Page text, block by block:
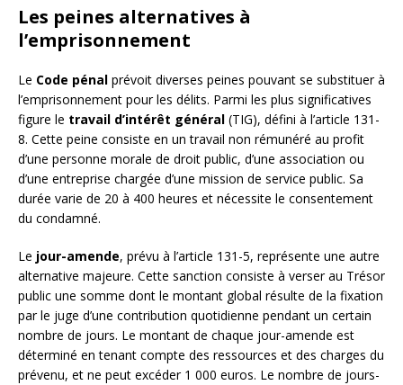
Les peines alternatives à
l’emprisonnement
Le Code pénal prévoit diverses peines pouvant se substituer à
l’emprisonnement pour les délits. Parmi les plus significatives
figure le travail d’intérêt général (TIG), défini à l’article 131-
8. Cette peine consiste en un travail non rémunéré au profit
d’une personne morale de droit public, d’une association ou
d’une entreprise chargée d’une mission de service public. Sa
durée varie de 20 à 400 heures et nécessite le consentement
du condamné.
Le jour-amende, prévu à l’article 131-5, représente une autre
alternative majeure. Cette sanction consiste à verser au Trésor
public une somme dont le montant global résulte de la fixation
par le juge d’une contribution quotidienne pendant un certain
nombre de jours. Le montant de chaque jour-amende est
déterminé en tenant compte des ressources et des charges du
prévenu, et ne peut excéder 1 000 euros. Le nombre de jours-